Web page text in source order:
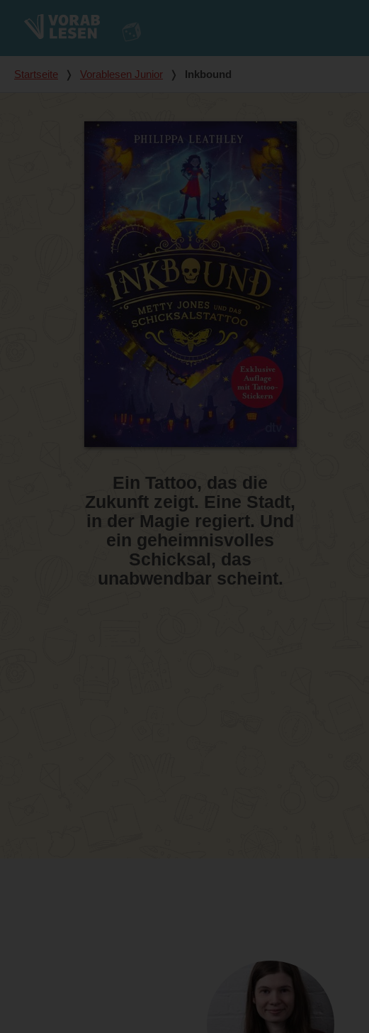
Du bist hier
Startseite ❭ Vorablesen Junior ❭ Inkbound
Ein Tattoo, das die
Zukunft zeigt. Eine Stadt,
in der Magie regiert. Und
ein geheimnisvolles
Schicksal, das
unabwendbar scheint.